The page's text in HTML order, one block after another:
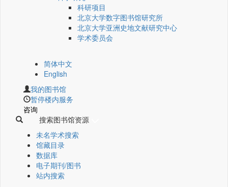
科研项目
北京大学数字图书馆研究所
北京大学亚洲史地文献研究中心
学术委员会
简体中文
English
我的图书馆
暂停楼内服务
咨询
搜索图书馆资源
未名学术搜索
馆藏目录
数据库
电子期刊/图书
站内搜索